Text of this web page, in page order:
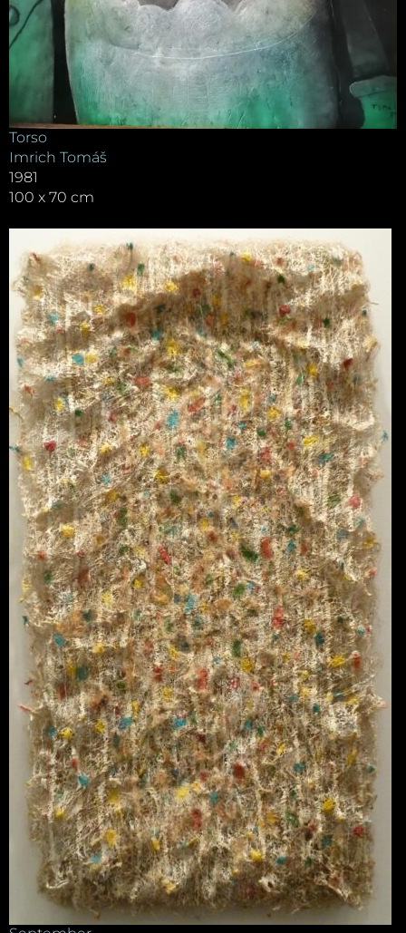
Torso
Imrich Tomáš
1981
100 x 70 cm